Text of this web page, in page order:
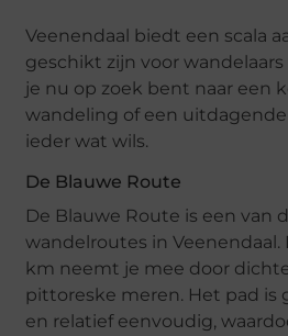
Veenendaal biedt een scala
geschikt zijn voor wandelaars
je nu op zoek bent naar een
wandeling of een
ieder wat wils.
De Blauwe Route
De Blauwe Route is een van
wandelroutes in Veenendaal.
km neemt je mee door
pittoreske meren. Het pad is
en relatief eenvoudig,